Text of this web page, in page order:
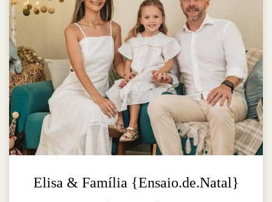
Elisa & Família {Ensaio.de.Natal}